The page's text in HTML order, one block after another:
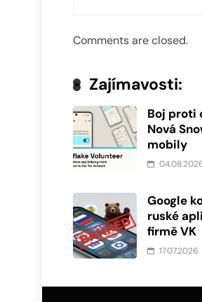
Comments are closed.
Zajímavosti:
Boj proti
Nová
mobily
Google
ruské
firmě VK
17.07.2026